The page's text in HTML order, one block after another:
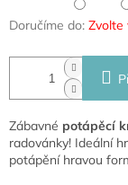
Doručíme do: Zvolte
Zábavné potápěcí
radovánky! Ideální
potápění hravou